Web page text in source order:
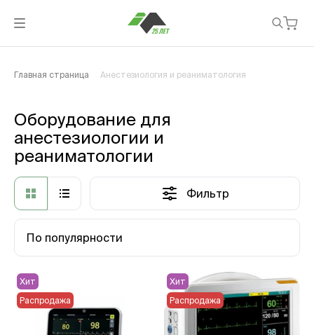
Главная страница Анестезиология и реаниматология
Оборудование для
анестезиологии и
реаниматологии
Фильтр
По популярности
Хит
Распродажа
Хит
Распродажа